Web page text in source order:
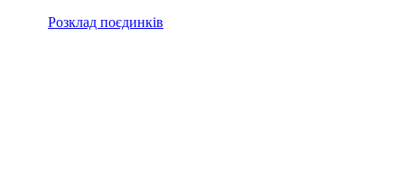
Розклад поєдинків